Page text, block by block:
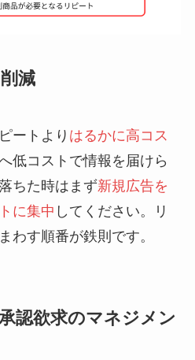
減
ートより はるかに高コス
低コストで情報を届けら
ちた時はまず新規広告を
に集中 してください。リ
わす順番が鉄則です。
認欲求のマネジメン